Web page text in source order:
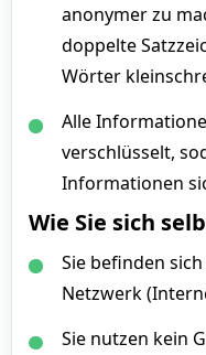
anonymer zu
doppelte
Wörter
Alle
verschlüsselt,
Informationen
Wie Sie sich
Sie befinden
Netzwerk
Sie nutzen kein